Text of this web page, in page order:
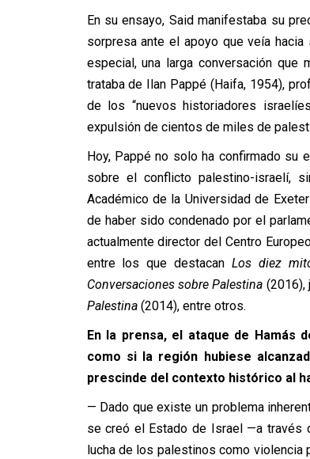
En su ensayo, Said manifestaba su
sorpresa ante el apoyo que veía
especial, una larga conversación que
trataba de Ilan Pappé (Haifa, 1954),
de los “nuevos historiadores
expulsión de cientos de miles de
Hoy, Pappé no solo ha confirmado su
sobre el conflicto palestino-israelí,
Académico de la Universidad de
de haber sido condenado por el
actualmente director del Centro
entre los que destacanLos diez
Conversaciones sobre Palestina (2016),
Palestina(2014), entre otros.
En la prensa, el ataque de Hamás
como si la región hubiese
prescinde del contexto histórico al
— Dado que existe un problema
se creó el Estado de Israel —a
lucha de los palestinos como